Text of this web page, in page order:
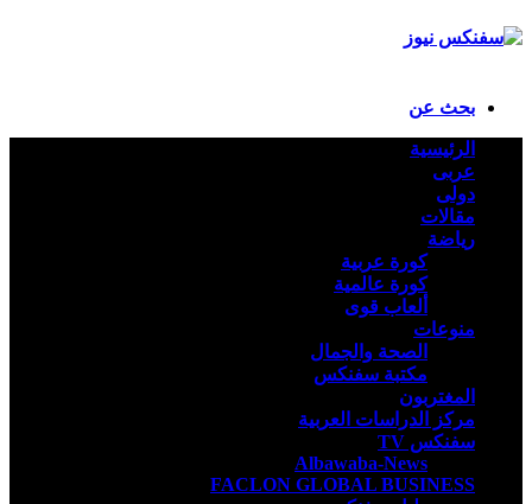
بحث عن
الرئيسية
عربى
دولى
مقالات
رياضة
كورة عربية
كورة عالمية
ألعاب قوى
منوعات
الصحة والجمال
مكتبة سفنكس
المغتربون
مركز الدراسات العربية
سفنكس TV
Albawaba-News
FACLON GLOBAL BUSINESS